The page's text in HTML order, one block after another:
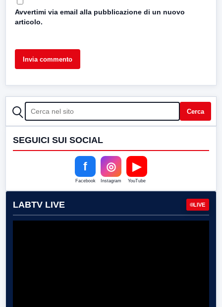
Avvertimi via email alla pubblicazione di un nuovo
articolo.
CERCA Cerca
SEGUICI SUI SOCIAL
f
Facebook
◎
Instagram
▶
YouTube
LABTV LIVE LIVE